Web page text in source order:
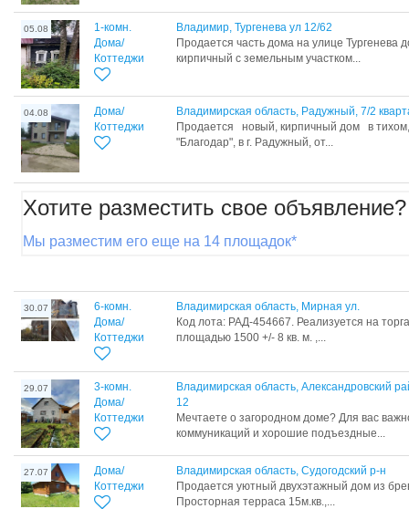
05.08
1-комн.
Дома/
Коттеджи
Владимир, Тургенева ул 12/62
Продается часть дома на улице Тургенева
кирпичный с земельным участком...
04.08
Дома/
Коттеджи
Владимирская область, Радужный, 7/2
Продается новый, кирпичный дом в
"Благодар", в г. Радужный, от...
Хотите разместить свое объявление?
Мы разместим его еще на 14 площадок*
30.07
6-комн.
Дома/
Коттеджи
Владимирская область, Мирная ул.
Код лота: РАД-454667. Реализуется на
площадью 1500 +/- 8 кв. м. ,...
29.07
3-комн.
Дома/
Коттеджи
Владимирская область, Александровский
12
Мечтаете о загородном доме? Для вас
коммуникаций и хорошие подъездные...
27.07
Дома/
Коттеджи
Владимирская область, Судогодский р-н
Продается уютный двухэтажный дом из
Просторная терраса 15м.кв.,...